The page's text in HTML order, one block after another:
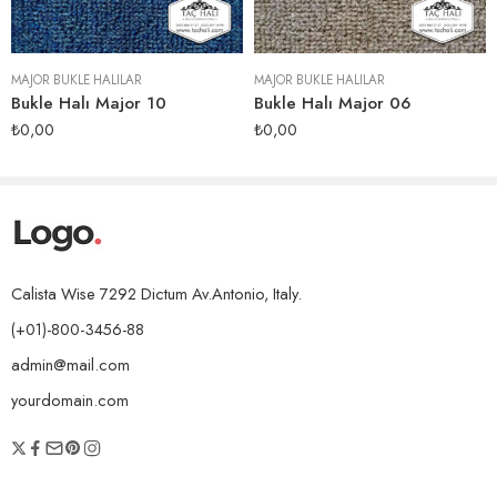
MAJOR BUKLE HALILAR
Bukle Halı Major 10
₺0,00
MAJOR BUKLE HALILAR
Bukle Halı Major 06
₺0,00
Calista Wise 7292 Dictum Av.Antonio, Italy.
(+01)-800-3456-88
admin@mail.com
yourdomain.com